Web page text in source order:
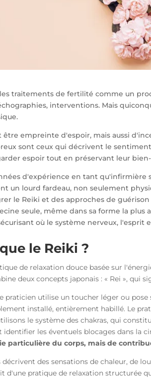
traitements de fertilité comme un
interventions. Mais
être empreinte d'espoir, mais aussi
sont ceux qui décrivent le
espoir tout en préservant leur
d'expérience en tant
un lourd fardeau, non seulement
le Reiki et des approches de
seule, même dans sa forme la
où le système nerveux, l'esprit
le Reiki ?
de relaxation douce basée sur
deux concepts japonais : « Rei », qui
praticien utilise un toucher léger ou
installé, entièrement habillé. Le
le système des chakras, qui
identifier les éventuels blocages dans la
particulière du corps, mais de
décrivent des sensations de chaleur, de
d'une pratique de relaxation structurée